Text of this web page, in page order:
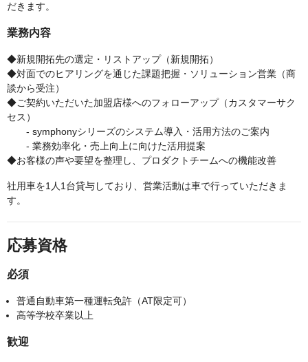
だきます。
業務内容
◆新規開拓先の選定・リストアップ（新規開拓）
◆対面でのヒアリングを通じた課題把握・ソリューション営業（商
談から受注）
◆ご契約いただいた加盟店様へのフォローアップ（カスタマーサク
セス）
- symphonyシリーズのシステム導入・活用方法のご案内
- 業務効率化・売上向上に向けた活用提案
◆お客様の声や要望を整理し、プロダクトチームへの機能改善
社用車を1人1台貸与しており、営業活動は車で行っていただきま
す。
応募資格
必須
普通自動車第一種運転免許（AT限定可）
高等学校卒業以上
歓迎